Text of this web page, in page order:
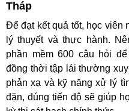
Tháp
Để đạt kết quả tốt, học viên
lý thuyết và thực hành.
phần mềm 600 câu hỏi
đồng thời tập lái thường
phản xạ và kỹ năng xử lý
đặn, đúng tiến độ sẽ giúp